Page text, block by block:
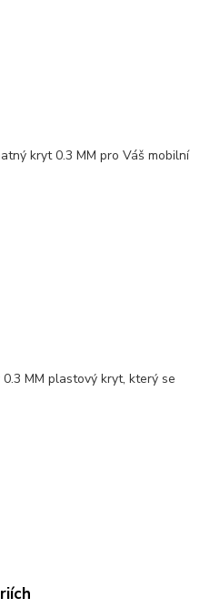
kryt 0.3 MM pro Váš mobilní
MM plastový kryt, který se